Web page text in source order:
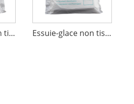
Essuie-glaces non tissés en polyester pour salle blanche 6x6 Essuie-glace non tissé à cent pour cent de polyester